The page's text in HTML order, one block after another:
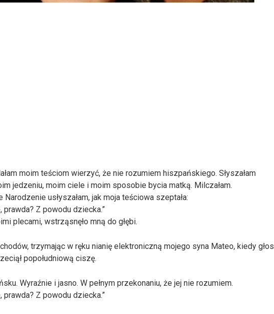
moim teściom wierzyć, że nie rozumiem hiszpańskiego. Słyszałam
jedzeniu, moim ciele i moim sposobie bycia matką. Milczałam.
Narodzenie usłyszałam, jak moja teściowa szeptała:
prawda? Z powodu dziecka.”
plecami, wstrząsnęło mną do głębi.
trzymając w ręku nianię elektroniczną mojego syna Mateo, kiedy głos
popołudniową ciszę.
Wyraźnie i jasno. W pełnym przekonaniu, że jej nie rozumiem.
prawda? Z powodu dziecka.”